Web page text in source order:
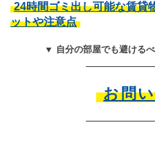
24時間ゴミ出し可能な賃貸
ットや注意点
▼ 自分の部屋でも避ける
お問